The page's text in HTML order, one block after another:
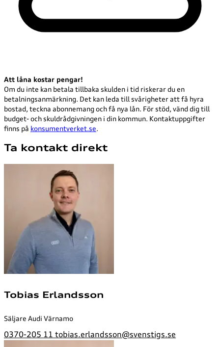
Att låna kostar pengar!
Om du inte kan betala tillbaka skulden i tid riskerar du en
betalningsanmärkning. Det kan leda till svårigheter att få hyra
bostad, teckna abonnemang och få nya lån. För stöd, vänd dig till
budget- och skuldrådgivningen i din kommun. Kontaktuppgifter
finns på konsumentverket.se.
Ta kontakt direkt
Tobias Erlandsson
Säljare Audi Värnamo
0370-205 11 tobias.erlandsson@svenstigs.se